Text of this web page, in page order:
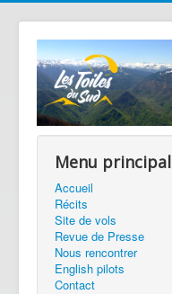
Menu principal
Accueil
Récits
Site de vols
Revue de Presse
Nous rencontrer
English pilots
Contact